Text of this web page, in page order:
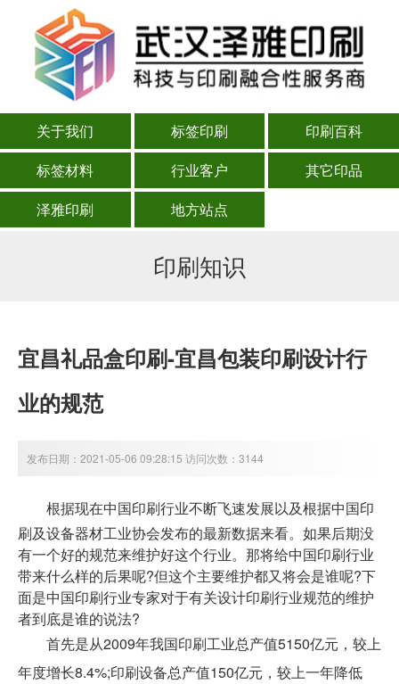
关于我们 标签印刷
印刷百科
标签材料
行业客户
其它印品
泽雅印刷
地方站点
印刷知识
宜昌礼品盒印刷-宜昌包装印刷设计行
业的规范
发布日期：2021-05-06 09:28:15 访问次数：3144
根据现在中国印刷行业不断飞速发展以及根据中国印
刷及设备器材工业协会发布的最新数据来看。如果后期没
有一个好的规范来维护好这个行业。那将给中国印刷行业
带来什么样的后果呢?但这个主要维护都又将会是谁呢?下
面是中国印刷行业专家对于有关设计印刷行业规范的维护
者到底是谁的说法?
首先是从2009年我国印刷工业总产值5150亿元，较上
年度增长8.4%;印刷设备总产值150亿元，较上一年降低